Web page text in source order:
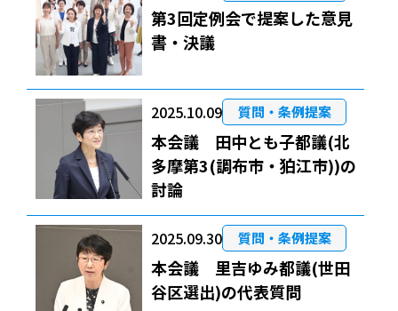
第3回定例会で提案した意見
書・決議
2025.10.09 質問・条例提案
本会議 田中とも子都議(北
多摩第3(調布市・狛江市))の
討論
2025.09.30 質問・条例提案
本会議 里吉ゆみ都議(世田
谷区選出)の代表質問